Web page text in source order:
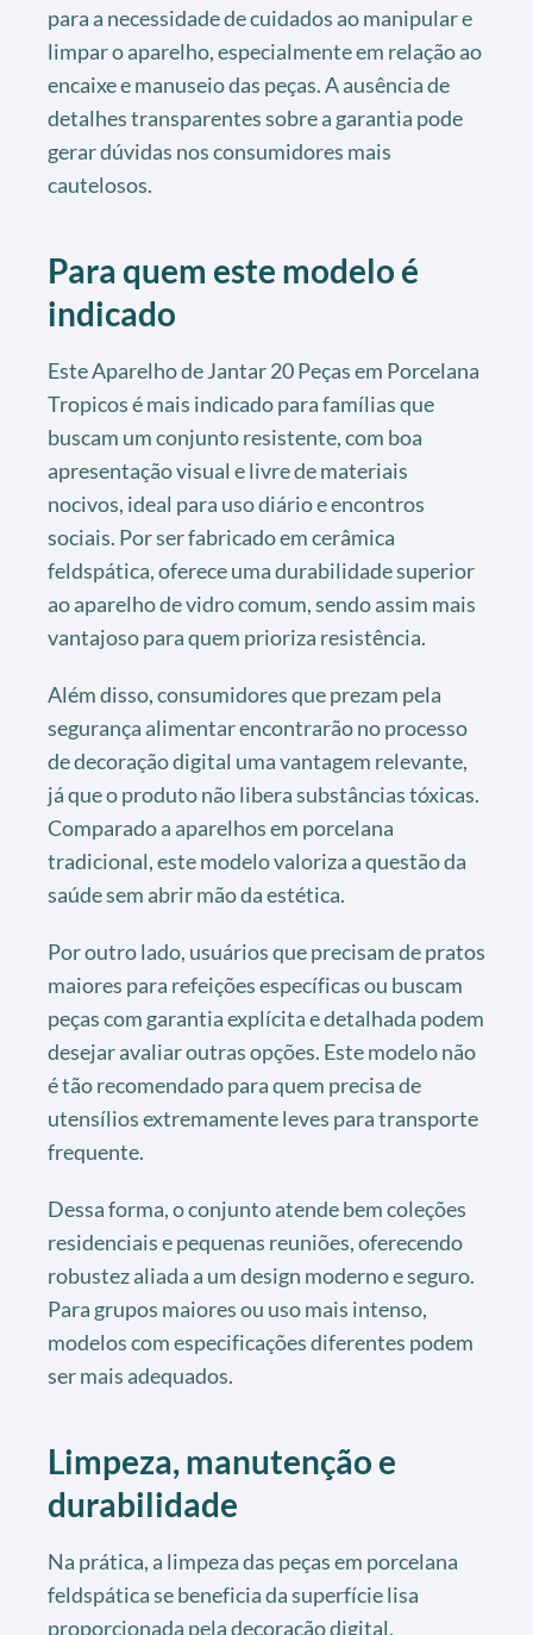
para a necessidade de cuidados ao manipular e
limpar o aparelho, especialmente em relação ao
encaixe e manuseio das peças. A ausência de
detalhes transparentes sobre a garantia pode
gerar dúvidas nos consumidores mais
cautelosos.
Para quem este modelo é
indicado
Este Aparelho de Jantar 20 Peças em Porcelana
Tropicos é mais indicado para famílias que
buscam um conjunto resistente, com boa
apresentação visual e livre de materiais
nocivos, ideal para uso diário e encontros
sociais. Por ser fabricado em cerâmica
feldspática, oferece uma durabilidade superior
ao aparelho de vidro comum, sendo assim mais
vantajoso para quem prioriza resistência.
Além disso, consumidores que prezam pela
segurança alimentar encontrarão no processo
de decoração digital uma vantagem relevante,
já que o produto não libera substâncias tóxicas.
Comparado a aparelhos em porcelana
tradicional, este modelo valoriza a questão da
saúde sem abrir mão da estética.
Por outro lado, usuários que precisam de pratos
maiores para refeições específicas ou buscam
peças com garantia explícita e detalhada podem
desejar avaliar outras opções. Este modelo não
é tão recomendado para quem precisa de
utensílios extremamente leves para transporte
frequente.
Dessa forma, o conjunto atende bem coleções
residenciais e pequenas reuniões, oferecendo
robustez aliada a um design moderno e seguro.
Para grupos maiores ou uso mais intenso,
modelos com especificações diferentes podem
ser mais adequados.
Limpeza, manutenção e
durabilidade
Na prática, a limpeza das peças em porcelana
feldspática se beneficia da superfície lisa
proporcionada pela decoração digital,